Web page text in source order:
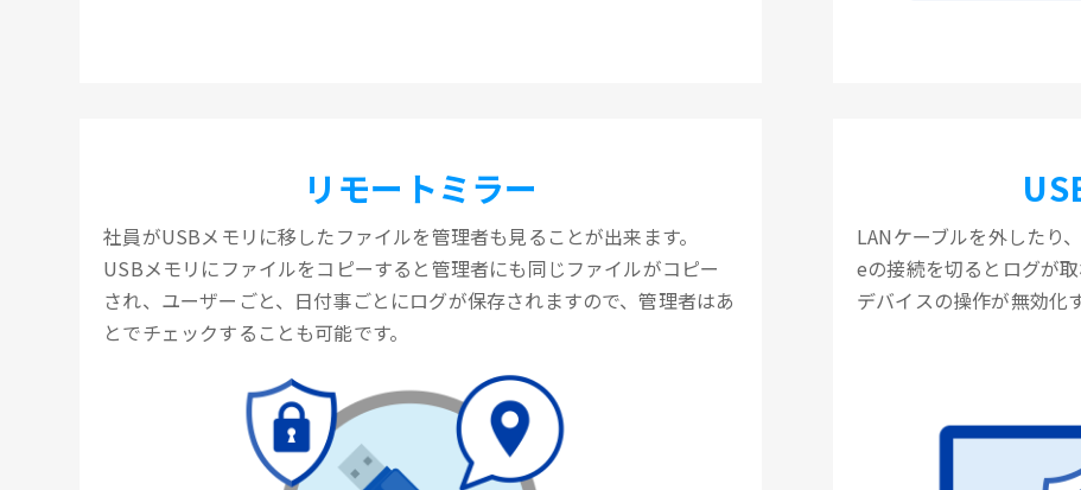
リモートミラー
社員がUSBメモリに移したファイルを管理者も見ることが出来ます。
USBメモリにファイルをコピーすると管理者にも同じファイルがコピー
され、ユーザーごと、日付事ごとにログが保存されますので、管理者はあ
とでチェックすることも可能です。
LANケーブルを外したり
eの接続を切るとログが
デバイスの操作が無効化